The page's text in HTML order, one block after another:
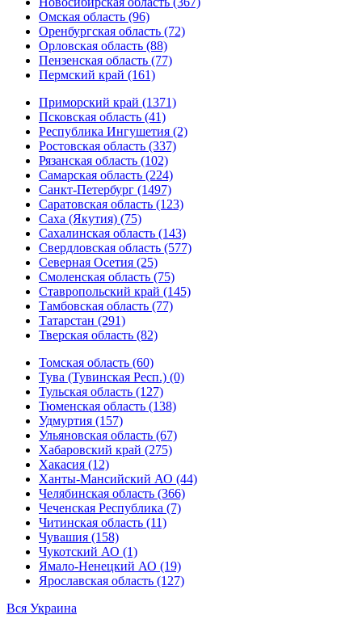
Омская область (96)
Оренбургская область (72)
Орловская область (88)
Пензенская область (77)
Пермский край (161)
Приморский край (1371)
Псковская область (41)
Республика Ингушетия (2)
Ростовская область (337)
Рязанская область (102)
Самарская область (224)
Санкт-Петербург (1497)
Саратовская область (123)
Саха (Якутия) (75)
Сахалинская область (143)
Свердловская область (577)
Северная Осетия (25)
Смоленская область (75)
Ставропольский край (145)
Тамбовская область (77)
Татарстан (291)
Тверская область (82)
Томская область (60)
Тува (Тувинская Респ.) (0)
Тульская область (127)
Тюменская область (138)
Удмуртия (157)
Ульяновская область (67)
Хабаровский край (275)
Хакасия (12)
Ханты-Мансийский АО (44)
Челябинская область (366)
Чеченская Республика (7)
Читинская область (11)
Чувашия (158)
Чукотский АО (1)
Ямало-Ненецкий АО (19)
Ярославская область (127)
Вся Украина